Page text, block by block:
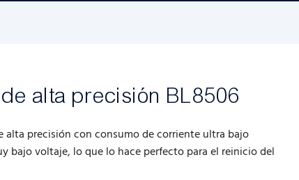
alta precisión BL8506
alta precisión con consumo de corriente ultra bajo
bajo voltaje, lo que lo hace perfecto para el reinicio del